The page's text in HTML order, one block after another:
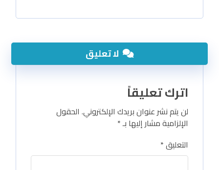
لا تعليق
اترك تعليقاً
لن يتم نشر عنوان بريدك الإلكتروني. الحقول
الإلزامية مشار إليها بـ*
التعليق*